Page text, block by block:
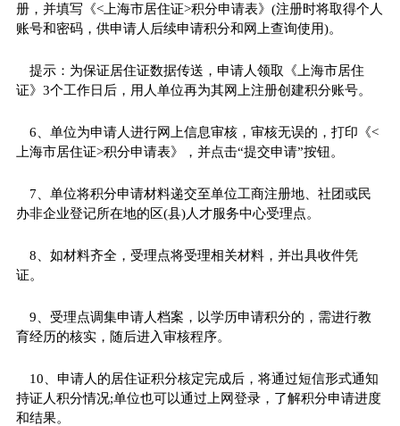
册，并填写《<上海市居住证>积分申请表》(注册时将取得个人
账号和密码，供申请人后续申请积分和网上查询使用)。
提示：为保证居住证数据传送，申请人领取《上海市居住
证》3个工作日后，用人单位再为其网上注册创建积分账号。
6、单位为申请人进行网上信息审核，审核无误的，打印《<
上海市居住证>积分申请表》，并点击“提交申请”按钮。
7、单位将积分申请材料递交至单位工商注册地、社团或民
办非企业登记所在地的区(县)人才服务中心受理点。
8、如材料齐全，受理点将受理相关材料，并出具收件凭
证。
9、受理点调集申请人档案，以学历申请积分的，需进行教
育经历的核实，随后进入审核程序。
10、申请人的居住证积分核定完成后，将通过短信形式通知
持证人积分情况;单位也可以通过上网登录，了解积分申请进度
和结果。